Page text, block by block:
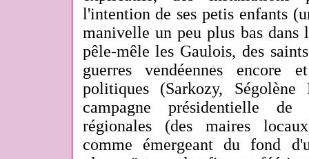
l'intention de ses petis enfants
manivelle un peu plus bas
pêle-mêle les Gaulois, des
guerres vendéennes encore
politiques (Sarkozy,
campagne présidentielle
régionales (des maires
comme émergeant du fond